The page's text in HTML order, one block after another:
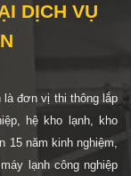
DỊCH VỤ
là đơn vị thi thông lắp
hệ kho lạnh, kho
15 năm kinh nghiệm,
lạnh công nghiệp